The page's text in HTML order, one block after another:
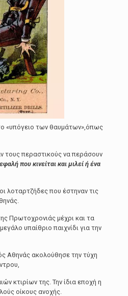
«υπόγειο των θαυμάτων»,όπως
τους περαστικούς να περάσουν
που κινείται και μιλεί ή ένα
λοταρτζήδες που έστηναν τις
Πρωτοχρονιάς μέχρι και τα
υπαίθριο παιχνίδι για την
Αθηνάς ακολούθησε την τύχη
κτιρίων της. Την ίδια εποχή η
οίκους ανοχής.